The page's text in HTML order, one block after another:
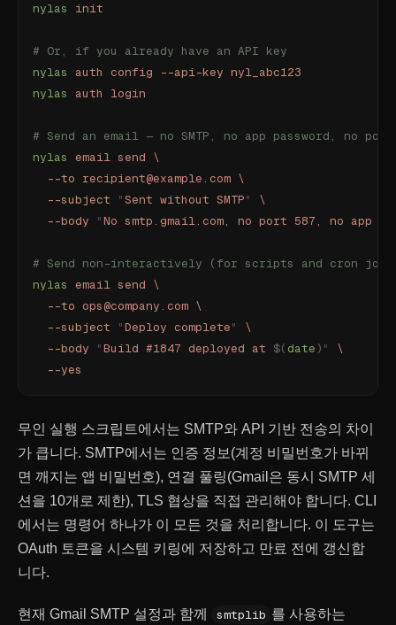
nylas
init
# Or, if you already have an API key
nylas
auth config --api-key nyl_abc123
nylas
auth login
# Send an email — no SMTP, no app password, no
nylas email send \
  --to
recipient@example.com \
  --subject
"Sent without SMTP"
\
  --body
"No smtp.gmail.com, no port 587, no app
# Send non-interactively (for scripts and cron
nylas email send \
  --to
ops@company.com \
  --subject
"Deploy complete"
\
  --body
"Build #1847 deployed at $( date ) "
\
  --yes
무인 실행 스크립트에서는 SMTP와 API 기반 전송의 차이
가 큽니다. SMTP에서는 인증 정보(계정 비밀번호가 바뀌
면 깨지는 앱 비밀번호), 연결 풀링(Gmail은 동시 SMTP 세
션을 10개로 제한), TLS 협상을 직접 관리해야 합니다. CLI
에서는 명령어 하나가 이 모든 것을 처리합니다. 이 도구는
OAuth 토큰을 시스템 키링에 저장하고 만료 전에 갱신합
니다.
현재 Gmail SMTP 설정과 함께 smtplib 를 사용하는